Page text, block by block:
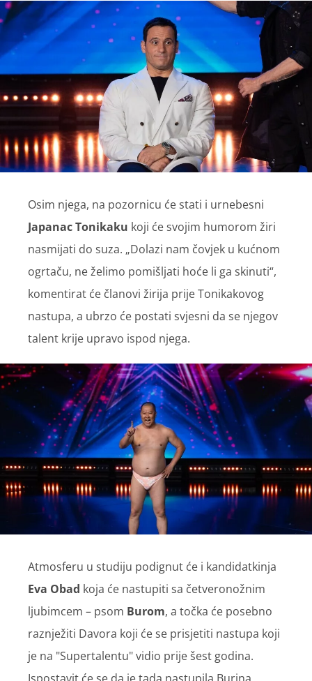
Osim njega, na pozornicu će stati i urnebesni
Japanac Tonikaku koji će svojim humorom žiri
nasmijati do suza. „Dolazi nam čovjek u kućnom
ogrtaču, ne želimo pomišljati hoće li ga skinuti“,
komentirat će članovi žirija prije Tonikakovog
nastupa, a ubrzo će postati svjesni da se njegov
talent krije upravo ispod njega.
Atmosferu u studiju podignut će i kandidatkinja
Eva Obad koja će nastupiti sa četveronožnim
ljubimcem – psom Burom, a točka će posebno
raznježiti Davora koji će se prisjetiti nastupa koji
je na "Supertalentu" vidio prije šest godina.